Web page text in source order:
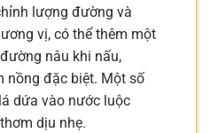
lượng đường và
vị, có thể thêm một
nâu khi nấu,
nồng đặc biệt. Một số
dứa vào nước luộc
dịu nhẹ.